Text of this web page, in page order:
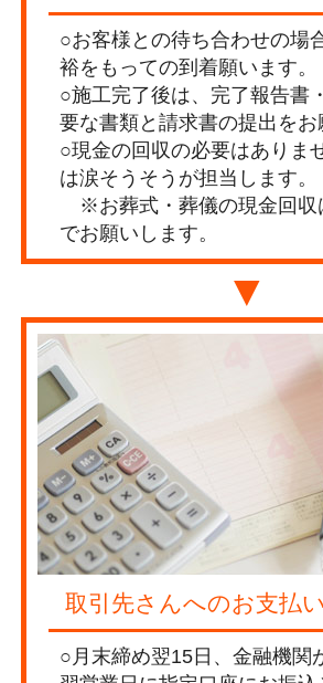
○お客様との待ち合わせの場
裕をもっての到着願います。
○施工完了後は、完了報告書
要な書類と請求書の提出をお
○現金の回収の必要はありま
は涙そうそうが担当します。
※お葬式・葬儀の現金回収
でお願いします。
▼
取引先さんへのお支払い
○月末締め翌15日、金融機関